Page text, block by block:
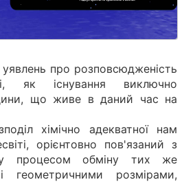
про розповсюдженість
як існування виключно
що живе в даний час на
хімічно адекватної нам
орієнтовно пов'язаний з
процесом обміну тих же
геометричними розмірами,